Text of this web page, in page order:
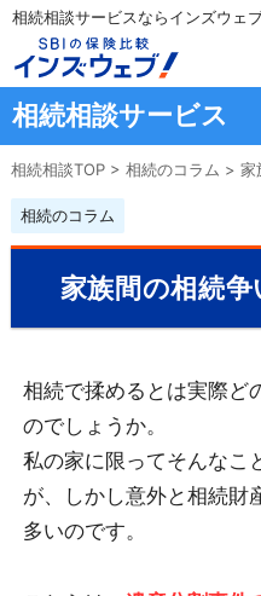
相続相談サービスならインズウェ
相続相談サービス
相続相談TOP> 相続のコラム > 家
相続のコラム
家族間の相続
相続で揉めるとは実際ど
のでしょうか。
私の家に限ってそんなこ
が、しかし意外と相続財
多いのです。